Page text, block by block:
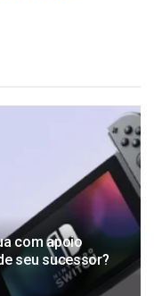
com apoio
seu sucessor?